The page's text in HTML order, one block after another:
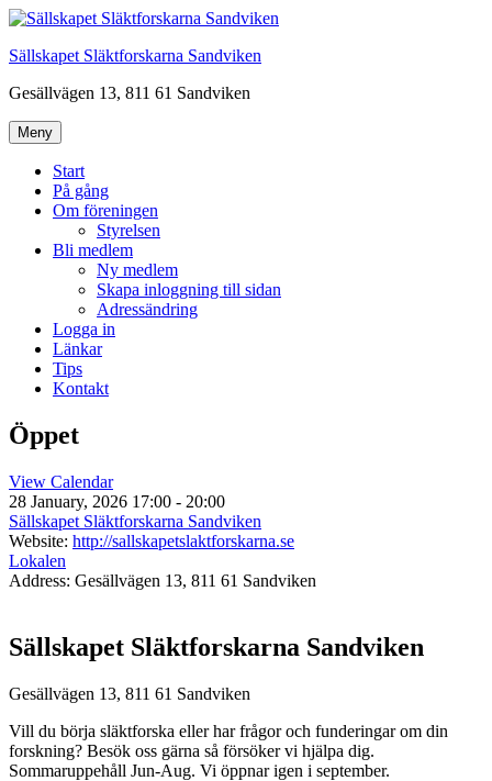
Hoppa
innehåll
Sällskapet Släktforskarna Sandviken
Gesällvägen 13, 811 61 Sandviken
Meny
Start
På gång
Om föreningen
Styrelsen
Bli medlem
Ny medlem
Skapa inloggning till sidan
Adressändring
Logga in
Länkar
Tips
Kontakt
Öppet
View Calendar
28 January, 2026 17:00 - 20:00
Sällskapet Släktforskarna Sandviken
Website: http://sallskapetslaktforskarna.se
Lokalen
Address: Gesällvägen 13, 811 61 Sandviken
Sällskapet Släktforskarna Sandviken
Gesällvägen 13, 811 61 Sandviken
Vill du börja släktforska eller har frågor och funderingar om din
forskning? Besök oss gärna så försöker vi hjälpa dig.
Sommaruppehåll Jun-Aug. Vi öppnar igen i september.